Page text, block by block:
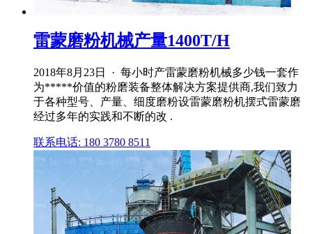
雷蒙磨粉机械产量1400T/H
2018年8月23日 · 每小时产雷蒙磨粉机械多少钱一套作
为*****价值的粉磨装备整体解决方案提供商,我们致力
于各种型号、产量、细度磨粉设雷蒙磨粉机摆式雷蒙磨
经过多年的实践和不断的改 .
联系电话: 180 3780 8511